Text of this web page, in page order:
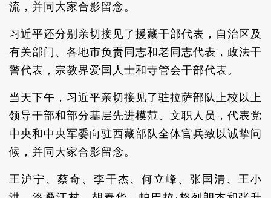
流，并同大家合影留念。
习近平还分别亲切接见了援藏干部代表，自治区及
有关部门、各地市负责同志和老同志代表，政法干
警代表，宗教界爱国人士和寺管会干部代表。
当天下午，习近平亲切接见了驻拉萨部队上校以上
领导干部和部分基层先进模范、文职人员，代表党
中央和中央军委向驻西藏部队全体官兵致以诚挚问
候，并同大家合影留念。
王沪宁、蔡奇、李干杰、何立峰、张国清、王小